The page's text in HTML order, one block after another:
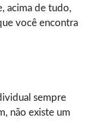
acima de tudo,
você encontra
sempre
não existe um